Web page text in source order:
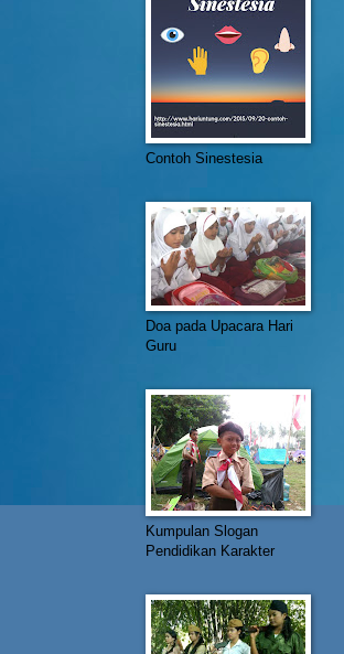
Contoh Sinestesia
Doa pada Upacara Hari
Guru
Kumpulan Slogan
Pendidikan Karakter